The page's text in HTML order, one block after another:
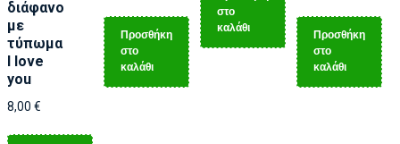
διάφανο
με
τύπωμα
I love
you
8,00 €
Προσθήκη
στο
καλάθι
στο
καλάθι
Προσθήκη
στο
καλάθι